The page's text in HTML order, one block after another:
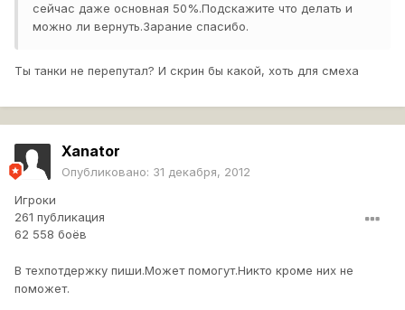
сейчас даже основная 50%.Подскажите что делать и
можно ли вернуть.Зарание спасибо.
Ты танки не перепутал? И скрин бы какой, хоть для смеха
Xanator
Опубликовано: 31 декабря, 2012
Игроки
261 публикация
62 558 боёв
В техпотдержку пиши.Может помогут.Никто кроме них не
поможет.